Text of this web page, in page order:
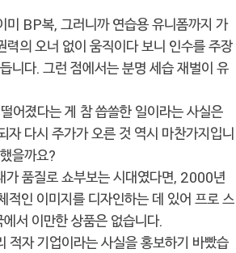
BP복, 그러니까 연습용 유니폼까지 가
의 오너 없이 움직이다 보니 인수를 주장
니다. 그런 점에서는 분명 세습 재벌이 유
어졌다는 게 참 씁쓸한 일이라는 사실은
다시 주가가 오른 것 역시 마찬가지입니
을까요?
품질로 쇼부보는 시대였다면, 2000년
적인 이미지를 디자인하는 데 있어 프로 스
서 이만한 상품은 없습니다.
자 기업이라는 사실을 홍보하기 바빴습